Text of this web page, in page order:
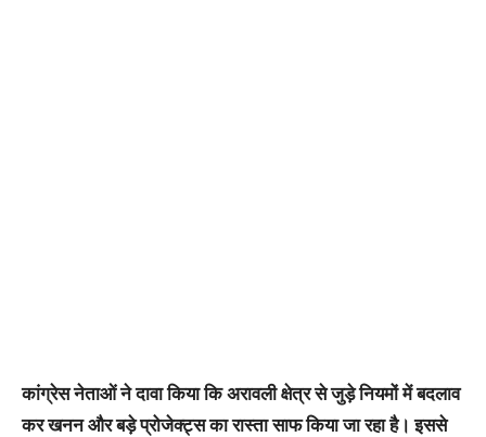
कांग्रेस नेताओं ने दावा किया कि अरावली क्षेत्र से जुड़े नियमों में बदलाव
कर खनन और बड़े प्रोजेक्ट्स का रास्ता साफ किया जा रहा है। इससे